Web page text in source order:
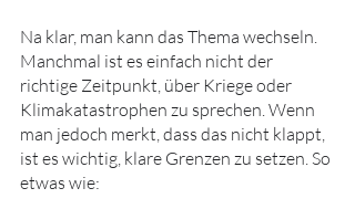
Na klar, man kann das Thema wechseln.
Manchmal ist es einfach nicht der
richtige Zeitpunkt, über Kriege oder
Klimakatastrophen zu sprechen. Wenn
man jedoch merkt, dass das nicht klappt,
ist es wichtig, klare Grenzen zu setzen. So
etwas wie: